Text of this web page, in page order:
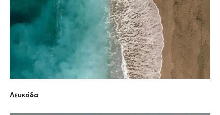
Λευκάδα